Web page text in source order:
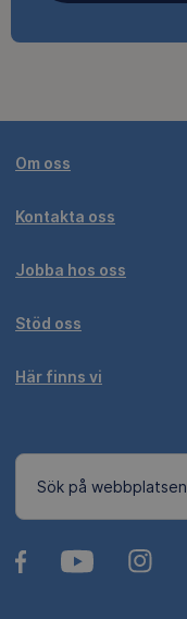
Om oss
Kontakta oss
Jobba hos oss
Stöd oss
Här finns vi
Sök på webbplatsen